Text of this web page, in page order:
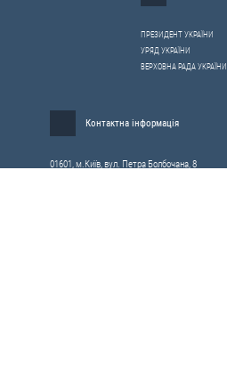
ПРЕЗИДЕНТ УКРАЇНИ
УРЯД УКРАЇНИ
ВЕРХОВНА РАДА УКРАЇНИ
Контактна інформація
01601, м.Київ, вул. Петра Болбочана, 8